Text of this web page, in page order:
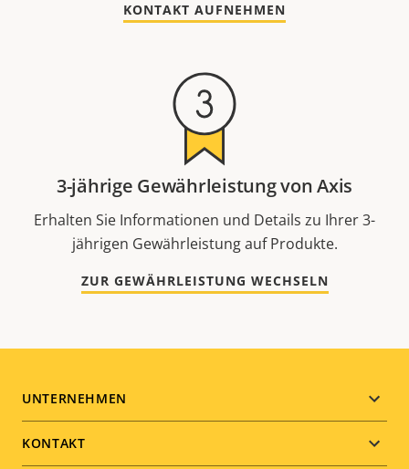
KONTAKT AUFNEHMEN
3-jährige Gewährleistung von Axis
Erhalten Sie Informationen und Details zu Ihrer 3-
jährigen Gewährleistung auf Produkte.
ZUR GEWÄHRLEISTUNG WECHSELN
Footer
menu
UNTERNEHMEN
KONTAKT